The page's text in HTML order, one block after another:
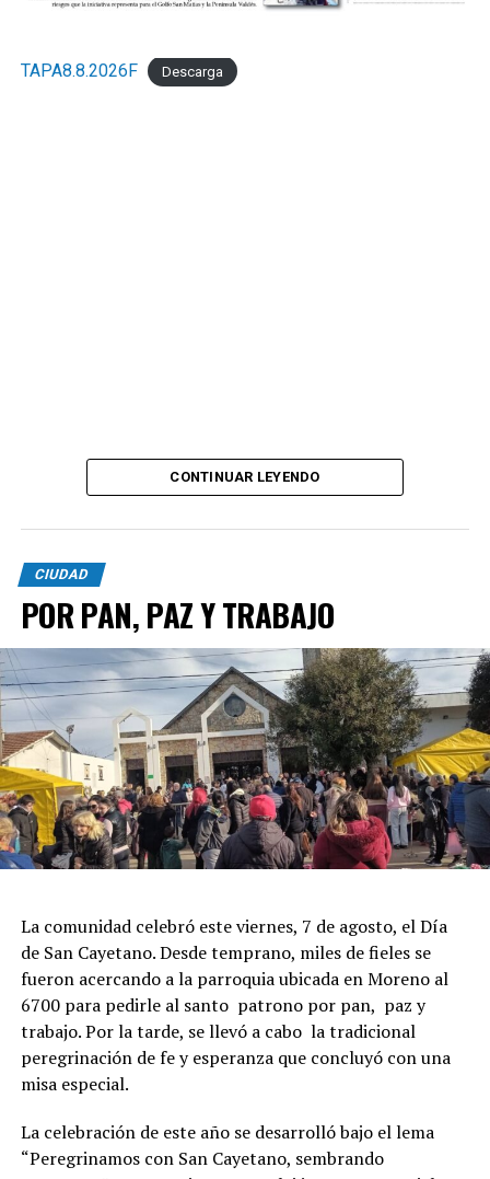
TAPA8.8.2026F Descarga
CONTINUAR LEYENDO
CIUDAD
POR PAN, PAZ Y TRABAJO
La comunidad celebró este viernes, 7 de agosto, el Día
de San Cayetano. Desde temprano, miles de fieles se
fueron acercando a la parroquia ubicada en Moreno al
6700 para pedirle al santo patrono por pan, paz y
trabajo. Por la tarde, se llevó a cabo la tradicional
peregrinación de fe y esperanza que concluyó con una
misa especial.
La celebración de este año se desarrolló bajo el lema
“Peregrinamos con San Cayetano, sembrando